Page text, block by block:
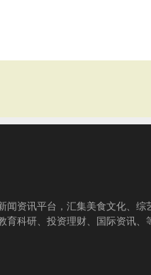
闻资讯平台，汇集美食文化、综
育科研、投资理财、国际资讯、